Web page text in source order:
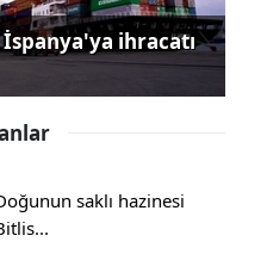
ihracatı
saklı hazinesi